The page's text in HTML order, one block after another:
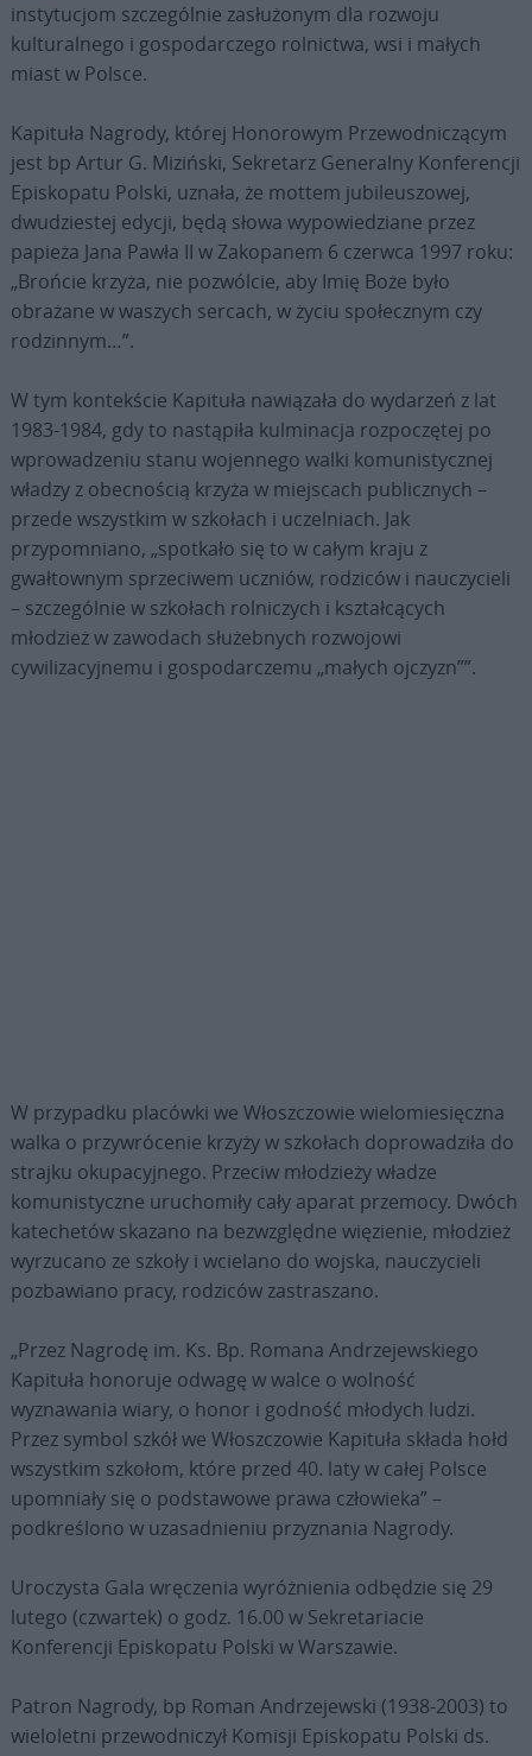
instytucjom szczególnie zasłużonym dla rozwoju
kulturalnego i gospodarczego rolnictwa, wsi i małych
miast w Polsce.
Kapituła Nagrody, której Honorowym Przewodniczącym
jest bp Artur G. Miziński, Sekretarz Generalny Konferencji
Episkopatu Polski, uznała, że mottem jubileuszowej,
dwudziestej edycji, będą słowa wypowiedziane przez
papieża Jana Pawła II w Zakopanem 6 czerwca 1997 roku:
„Brońcie krzyża, nie pozwólcie, aby Imię Boże było
obrażane w waszych sercach, w życiu społecznym czy
rodzinnym…”.
W tym kontekście Kapituła nawiązała do wydarzeń z lat
1983-1984, gdy to nastąpiła kulminacja rozpoczętej po
wprowadzeniu stanu wojennego walki komunistycznej
władzy z obecnością krzyża w miejscach publicznych –
przede wszystkim w szkołach i uczelniach. Jak
przypomniano, „spotkało się to w całym kraju z
gwałtownym sprzeciwem uczniów, rodziców i nauczycieli
– szczególnie w szkołach rolniczych i kształcących
młodzież w zawodach służebnych rozwojowi
cywilizacyjnemu i gospodarczemu „małych ojczyzn””.
W przypadku placówki we Włoszczowie wielomiesięczna
walka o przywrócenie krzyży w szkołach doprowadziła do
strajku okupacyjnego. Przeciw młodzieży władze
komunistyczne uruchomiły cały aparat przemocy. Dwóch
katechetów skazano na bezwzględne więzienie, młodzież
wyrzucano ze szkoły i wcielano do wojska, nauczycieli
pozbawiano pracy, rodziców zastraszano.
„Przez Nagrodę im. Ks. Bp. Romana Andrzejewskiego
Kapituła honoruje odwagę w walce o wolność
wyznawania wiary, o honor i godność młodych ludzi.
Przez symbol szkół we Włoszczowie Kapituła składa hołd
wszystkim szkołom, które przed 40. laty w całej Polsce
upomniały się o podstawowe prawa człowieka” –
podkreślono w uzasadnieniu przyznania Nagrody.
Uroczysta Gala wręczenia wyróżnienia odbędzie się 29
lutego (czwartek) o godz. 16.00 w Sekretariacie
Konferencji Episkopatu Polski w Warszawie.
Patron Nagrody, bp Roman Andrzejewski (1938-2003) to
wieloletni przewodniczył Komisji Episkopatu Polski ds.